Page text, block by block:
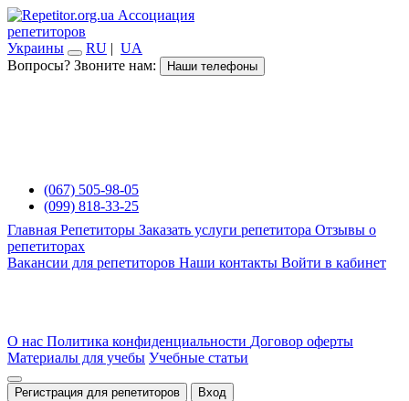
Ассоциация
репетиторов
Украины
RU | UA
Вопросы? Звоните нам:
Наши телефоны
(067) 505-98-05
(099) 818-33-25
Главная Репетиторы Заказать услуги репетитора Отзывы о
репетиторах
Вакансии для репетиторов Наши контакты Войти в кабинет
О нас Политика конфиденциальности Договор оферты
Материалы для учебы Учебные статьи
Регистрация для репетиторов Вход